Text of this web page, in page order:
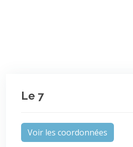
Le 7
Voir les coordonnées